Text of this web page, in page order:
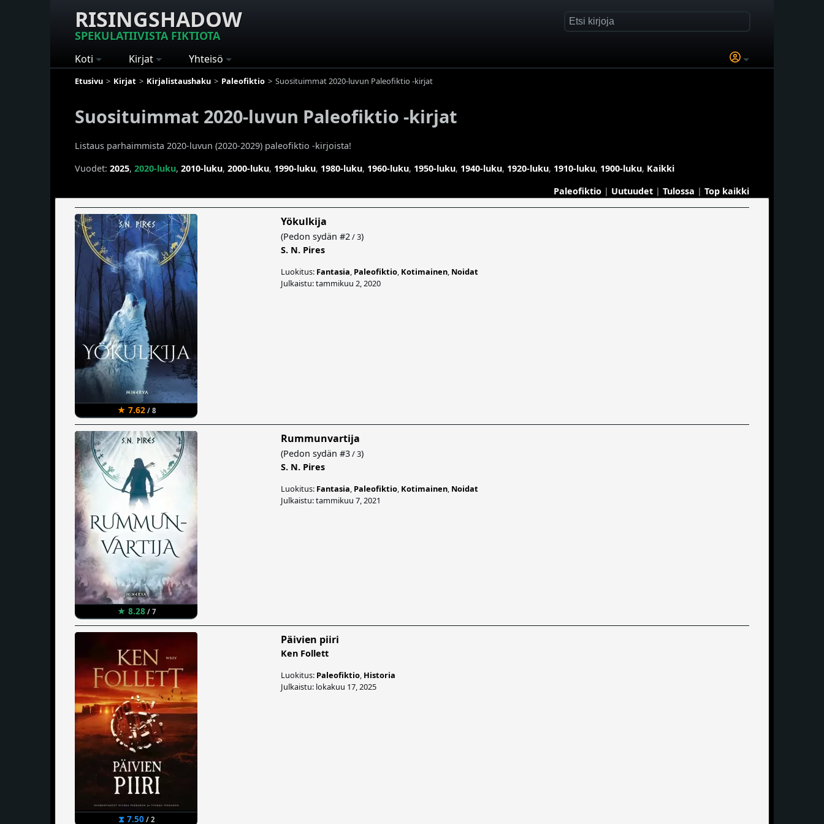
RISINGSHADOW
SPEKULATIIVISTA FIKTIOTA
Koti Kirjat Yhteisö
Etusivu Kirjat Kirjalistaushaku Paleofiktio Suosituimmat 2020-luvun Paleofiktio -kirjat
Suosituimmat 2020-luvun Paleofiktio -kirjat
Listaus parhaimmista 2020-luvun (2020-2029) paleofiktio -kirjoista!
Vuodet: 2025, 2020-luku, 2010-luku, 2000-luku, 1990-luku, 1980-luku, 1960-luku, 1950-luku, 1940-luku, 1920-luku, 1910-luku, 1900-luku, Kaikki
Paleofiktio | Uutuudet | Tulossa | Top kaikki
★ 7.62/ 8
Yökulkija
(Pedon sydän #2 / 3)
S. N. Pires
Luokitus: Fantasia, Paleofiktio, Kotimainen, Noidat
Julkaistu: tammikuu 2, 2020
★ 8.28/ 7
Rummunvartija
(Pedon sydän #3/ 3)
S. N. Pires
Luokitus: Fantasia, Paleofiktio, Kotimainen, Noidat
Julkaistu: tammikuu 7, 2021
⧗ 7.50/ 2
Päivien piiri
Ken Follett
Luokitus: Paleofiktio, Historia
Julkaistu: lokakuu 17, 2025